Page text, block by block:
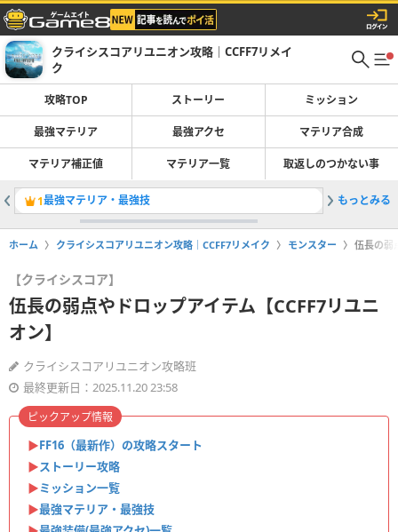
クライシスコアリユニオン攻略｜CCFF7リメイ
ク
攻略TOP ストーリー ミッション
最強マテリア 最強アクセ マテリア合成
マテリア補正値 マテリア一覧 取返しのつかない事
1最強マテリア・最強技 2リメイ
もっとみる
ホーム クライシスコアリユニオン攻略｜CCFF7リメイク モンスター 伍長の弱
【クライシスコア】
伍長の弱点やドロップアイテム【CCFF7リユニ
オン】
クライシスコアリユニオン攻略班
最終更新日：2025.11.20 23:58
▶︎FF16（最新作）の攻略スタート
▶︎ストーリー攻略
▶︎ミッション一覧
▶︎最強マテリア・最強技
ピックアップ情報